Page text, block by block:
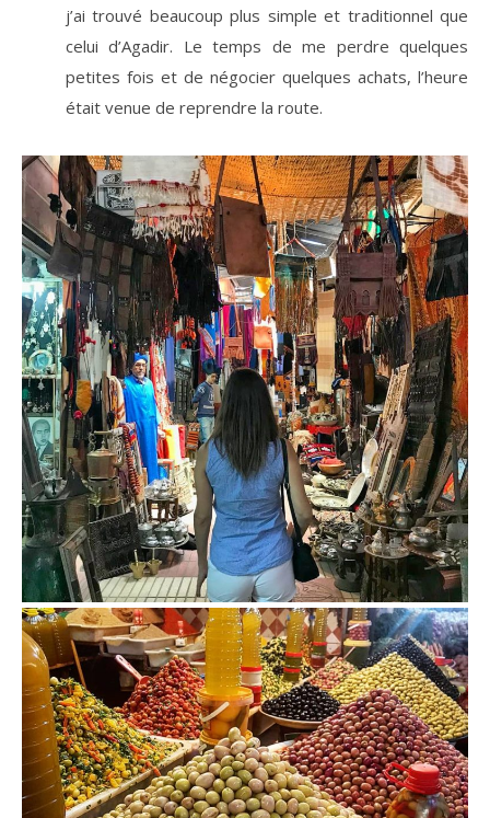
j’ai trouvé beaucoup plus simple et traditionnel que
celui d’Agadir. Le temps de me perdre quelques
petites fois et de négocier quelques achats, l’heure
était venue de reprendre la route.